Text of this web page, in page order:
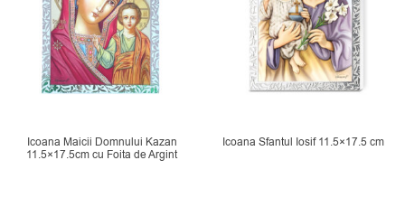
Icoana Maicii Domnului Kazan
11.5×17.5cm cu Foita de Argint
Icoana Sfantul Iosif 11.5×17.5 cm